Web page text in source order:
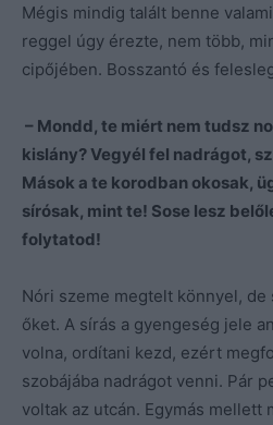
Mégis mindig talált benne
reggel úgy érezte, nem több,
cipőjében. Bosszantó és
– Mondd, te miért nem tudsz
kislány? Vegyél fel nadrágot,
Mások a te korodban okosak,
sírósak, mint te! Sose lesz
folytatod!
Nóri szeme megtelt könnyel, de
őket. A sírás a gyengeség jele
volna, ordítani kezd, ezért
szobájába nadrágot venni. Pár
voltak az utcán. Egymás mellett